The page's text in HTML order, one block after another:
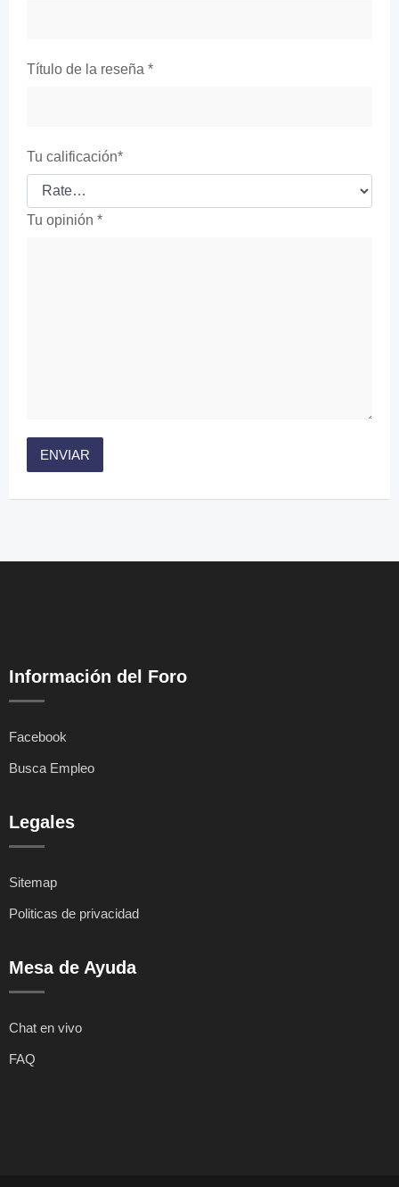
Título de la reseña *
Tu calificación*
Tu opinión *
Información del Foro
Facebook
Busca Empleo
Legales
Sitemap
Politicas de privacidad
Mesa de Ayuda
Chat en vivo
FAQ